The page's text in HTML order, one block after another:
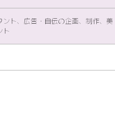
ント、広告・自伝の企画、制作、美
ト